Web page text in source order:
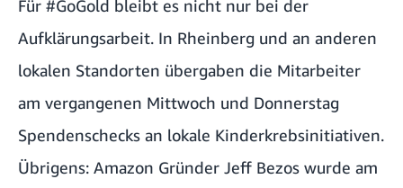
Für #GoGold bleibt es nicht nur bei der
Aufklärungsarbeit. In Rheinberg und an anderen
lokalen Standorten übergaben die Mitarbeiter
am vergangenen Mittwoch und Donnerstag
Spendenschecks an lokale Kinderkrebsinitiativen.
Übrigens: Amazon Gründer Jeff Bezos wurde am